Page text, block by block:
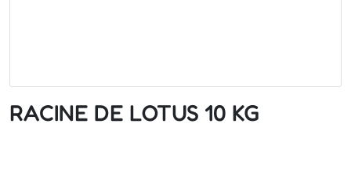
RACINE DE LOTUS 10 KG